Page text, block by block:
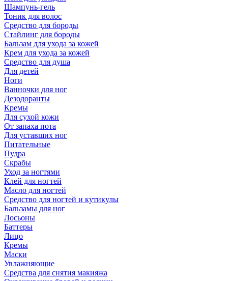
Шампунь-гель
Тоник для волос
Средство для бороды
Стайлинг для бороды
Бальзам для ухода за кожей
Крем для ухода за кожей
Средство для душа
Для детей
Ноги
Ванночки для ног
Дезодоранты
Кремы
Для сухой кожи
От запаха пота
Для уставших ног
Питательные
Пудра
Скрабы
Уход за ногтями
Клей для ногтей
Масло для ногтей
Средство для ногтей и кутикулы
Бальзамы для ног
Лосьоны
Баттеры
Лицо
Кремы
Маски
Увлажняющие
Средства для снятия макияжа